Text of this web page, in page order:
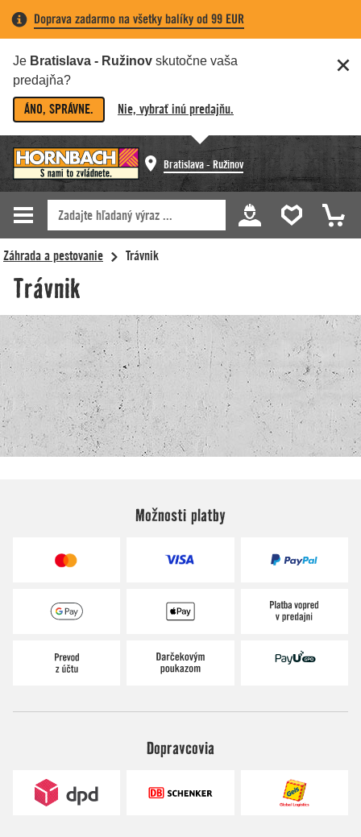
Doprava zadarmo na všetky balíky od 99 EUR
Je Bratislava - Ružinov skutočne vaša
predajňa?
ÁNO, SPRÁVNE. Nie, vybrať inú predajňu.
Bratislava - Ružinov
Možnosti platby
Dopravcovia